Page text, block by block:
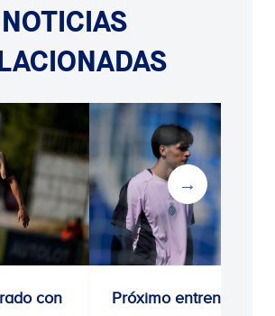
NOTICIAS
con
Próximo